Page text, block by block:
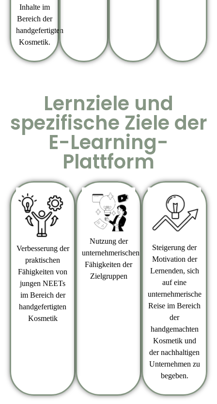
Inhalte im
Bereich der
handgefertigten
Kosmetik.
Lernziele und
spezifische Ziele der
E-Learning-
Plattform
Verbesserung der
praktischen
Fähigkeiten von
jungen NEETs
im Bereich der
handgefertigten
Kosmetik
Nutzung der
unternehmerischen
Fähigkeiten der
Zielgruppen
Steigerung der
Motivation der
Lernenden, sich
auf eine
unternehmerische
Reise im Bereich
der
handgemachten
Kosmetik und
der nachhaltigen
Unternehmen zu
begeben.